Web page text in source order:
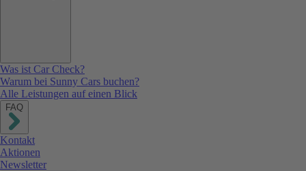
Was ist Car Check?
Warum bei Sunny Cars buchen?
Alle Leistungen auf einen Blick
FAQ
Kontakt
Aktionen
Newsletter